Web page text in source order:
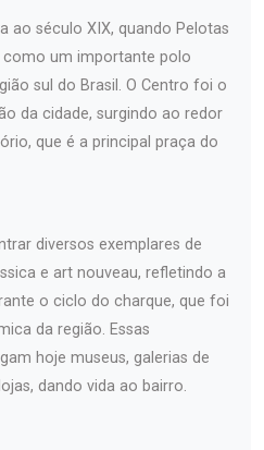
ao século XIX, quando Pelotas
um importante polo
sul do Brasil. O Centro foi o
da cidade, surgindo ao redor
que é a principal praça do
diversos exemplares de
e art nouveau, refletindo a
o ciclo do charque, que foi
da região. Essas
hoje museus, galerias de
dando vida ao bairro.